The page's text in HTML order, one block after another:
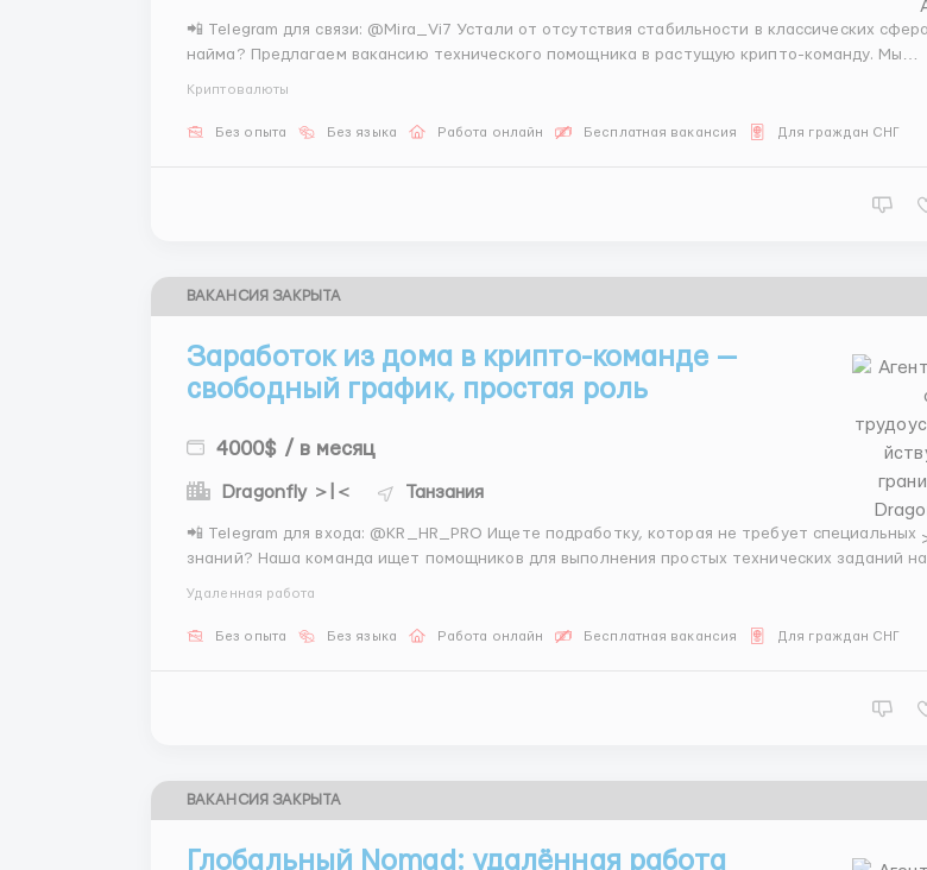
📲 Telegram для связи: @Mira_Vi7 Устали от отсутствия стабильности в классических сферах
найма? Предлагаем вакансию технического помощника в растущую крипто-команду. Мы
Криптовалюты
Без опыта Без языка Работа онлайн Бесплатная вакансия Для граждан СНГ
ВАКАНСИЯ ЗАКРЫТА
Заработок из дома в крипто-команде —
свободный график, простая роль
4000$ / в месяц
Dragonfly ＞|＜ Танзания
📲 Telegram для входа: @KR_HR_PRO Ищете подработку, которая не требует специальных
знаний? Наша команда ищет помощников для выполнения простых технических заданий на
Удаленная работа
Без опыта Без языка Работа онлайн Бесплатная вакансия Для граждан СНГ
ВАКАНСИЯ ЗАКРЫТА
Глобальный Nomad: удалённая работа